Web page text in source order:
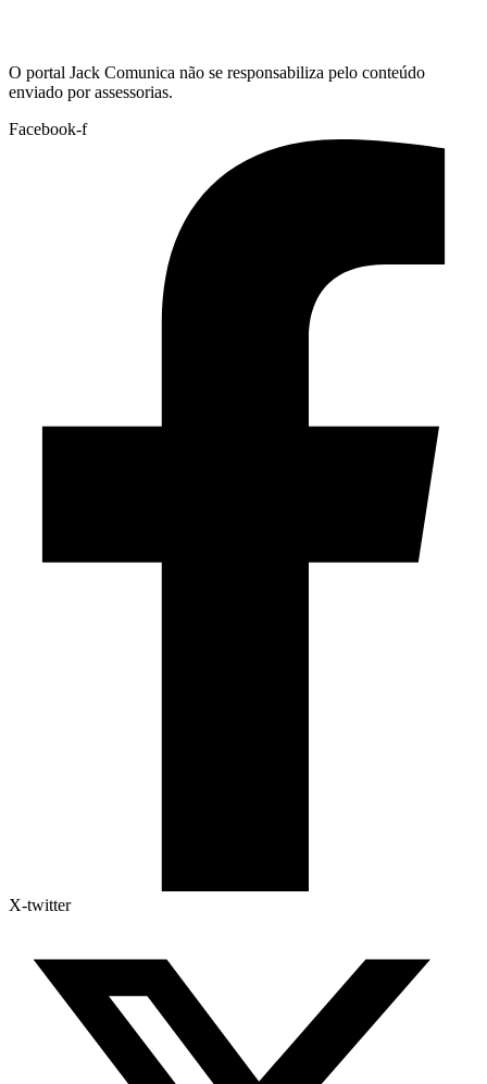
O portal Jack Comunica não se responsabiliza pelo conteúdo
enviado por assessorias.
Facebook-f
X-twitter